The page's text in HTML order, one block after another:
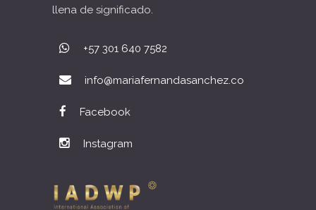
llena de significado.
+57 301 640 7582
info@mariafernandasanchez.co
Facebook
Instagram